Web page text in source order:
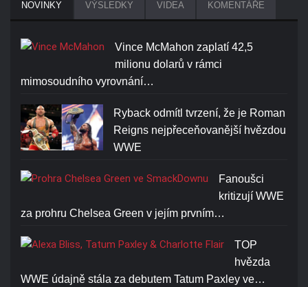
NOVINKY VÝSLEDKY VIDEA KOMENTÁŘE
Vince McMahon zaplatí 42,5
milionu dolarů v rámci
mimosoudního vyrovnání…
Ryback odmítl tvrzení, že je Roman
Reigns nejpřeceňovanější hvězdou
WWE
Fanoušci
kritizují WWE
za prohru Chelsea Green v jejím prvním…
TOP
hvězda
WWE údajně stála za debutem Tatum Paxley ve…